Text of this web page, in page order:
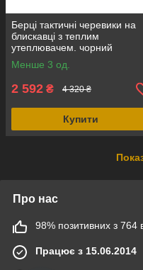
Берці тактичні черевики на
блискавці з теплим
утеплювачем. чорний
замш+кордура, Mil-Tec
Німеччина
Менше 3 од.
2 592 ₴ 4 320 ₴
Купити
Про нас
98% позитивних з 764
Працює з 15.06.2014